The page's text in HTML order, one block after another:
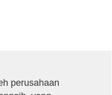
perusahaan